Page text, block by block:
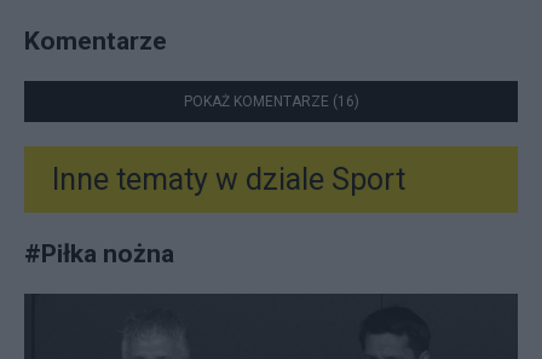
Komentarze
POKAŻ KOMENTARZE (16)
Inne tematy w dziale Sport
#Piłka nożna